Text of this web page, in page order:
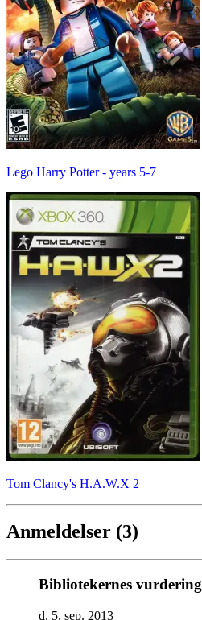
Lego Harry Potter - years 5-7
Tom Clancy's H.A.W.X 2
Anmeldelser (3)
Bibliotekernes vurdering
d. 5. sep. 2013